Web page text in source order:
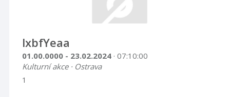
lxbfYeaa
01.00.0000 - 23.02.2024 · 07:10:00
Kulturní akce · Ostrava
1